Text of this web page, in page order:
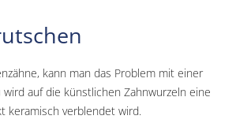
kann man das Problem mit einer
auf die künstlichen Zahnwurzeln eine
keramisch verblendet wird.